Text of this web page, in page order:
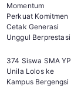
Momentum
Perkuat Komitmen
Cetak Generasi
Unggul Berprestasi
374 Siswa SMA YP
Unila Lolos ke
Kampus Bergengsi